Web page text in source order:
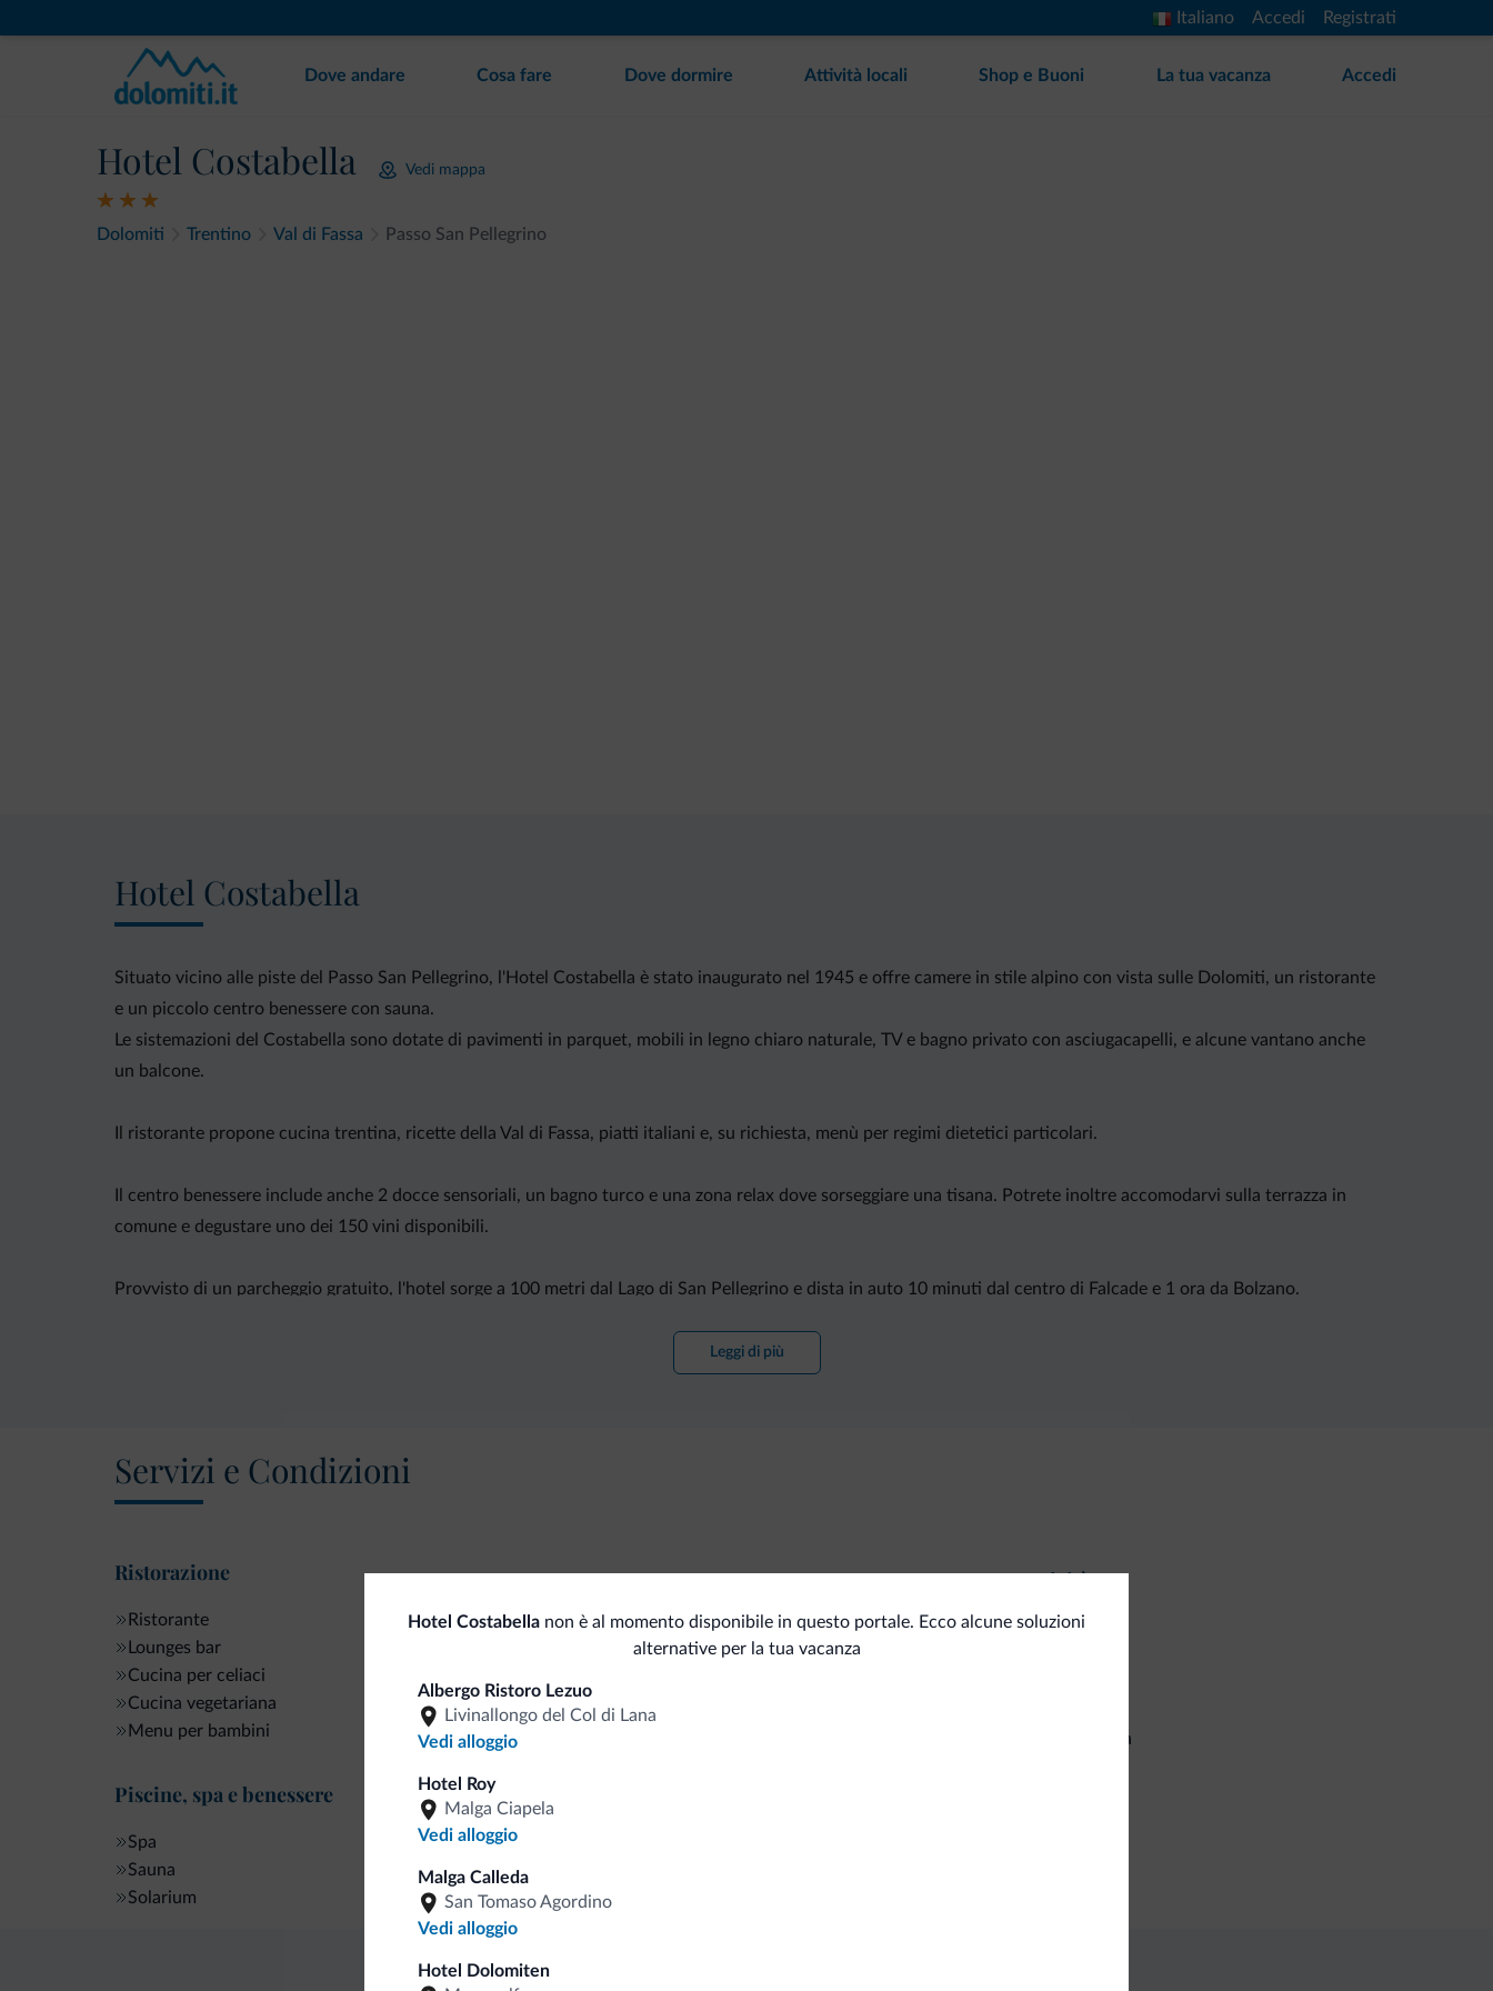
Italiano Accedi Registrati
Dove andare Cosa fare Dove dormire Attività locali Shop e Buoni La tua vacanza Accedi
Hotel Costabella Vedi mappa
Dolomiti Trentino Val di Fassa Passo San Pellegrino
Hotel Costabella
Situato vicino alle piste del Passo San Pellegrino, l'Hotel Costabella è stato inaugurato nel 1945 e offre camere in stile alpino con vista sulle Dolomiti, un ristorante
e un piccolo centro benessere con sauna.
Le sistemazioni del Costabella sono dotate di pavimenti in parquet, mobili in legno chiaro naturale, TV e bagno privato con asciugacapelli, e alcune vantano anche
un balcone.
Il ristorante propone cucina trentina, ricette della Val di Fassa, piatti italiani e, su richiesta, menù per regimi dietetici particolari.
Il centro benessere include anche 2 docce sensoriali, un bagno turco e una zona relax dove sorseggiare una tisana. Potrete inoltre accomodarvi sulla terrazza in
comune e degustare uno dei 150 vini disponibili.
Provvisto di un parcheggio gratuito, l'hotel sorge a 100 metri dal Lago di San Pellegrino e dista in auto 10 minuti dal centro di Falcade e 1 ora da Bolzano.
Leggi di più
Servizi e Condizioni
Ristorazione
Ristorante
Lounges bar
Cucina per celiaci
Cucina vegetariana
Menu per bambini
Piscine, spa e benessere
Spa
Sauna
Solarium
Senza barriere architettoniche
Animali
Sci
Sport e attività
Percorsi trekking
Cassetta di sicurezza
Hotel Costabella non è al momento disponibile in questo portale. Ecco alcune soluzioni
alternative per la tua vacanza
Albergo Ristoro Lezuo
Livinallongo del Col di Lana
Vedi alloggio
Hotel Roy
Malga Ciapela
Vedi alloggio
Malga Calleda
San Tomaso Agordino
Vedi alloggio
Hotel Dolomiten